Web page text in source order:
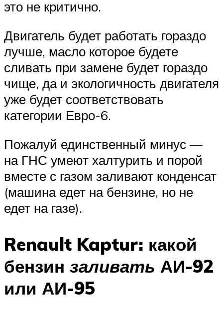
это не критично.
Двигатель будет работать гораздо
лучше, масло которое будете
сливать при замене будет гораздо
чище, да и экологичность двигателя
уже будет соответствовать
категории Евро-6.
Пожалуй единственный минус —
на ГНС умеют халтурить и порой
вместе с газом заливают конденсат
(машина едет на бензине, но не
едет на газе).
Renault Kaptur: какой
бензин заливать АИ-92
или АИ-95